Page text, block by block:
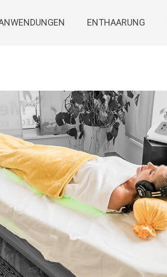
ENTHAARUNG